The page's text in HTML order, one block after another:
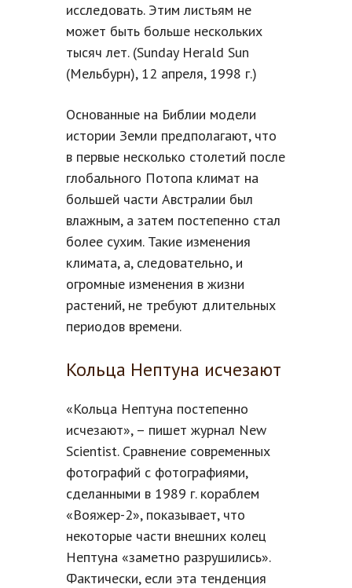
исследовать. Этим листьям не
может быть больше нескольких
тысяч лет. (Sunday Herald Sun
(Мельбурн), 12 апреля, 1998 г.)
Основанные на Библии модели
истории Земли предполагают, что
в первые несколько столетий после
глобального Потопа климат на
большей части Австралии был
влажным, а затем постепенно стал
более сухим. Такие изменения
климата, а, следовательно, и
огромные изменения в жизни
растений, не требуют длительных
периодов времени.
Кольца Нептуна исчезают
«Кольца Нептуна постепенно
исчезают», – пишет журнал New
Scientist. Сравнение современных
фотографий с фотографиями,
сделанными в 1989 г. кораблем
«Вояжер-2», показывает, что
некоторые части внешних колец
Нептуна «заметно разрушились».
Фактически, если эта тенденция